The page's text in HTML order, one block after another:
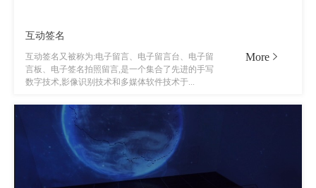
互动签名
互动签名又被称为:电子留言、电子留言台、电子留
言板、电子签名拍照留言,是一个集合了先进的手写
数字技术,影像识别技术和多媒体软件技术于...
More